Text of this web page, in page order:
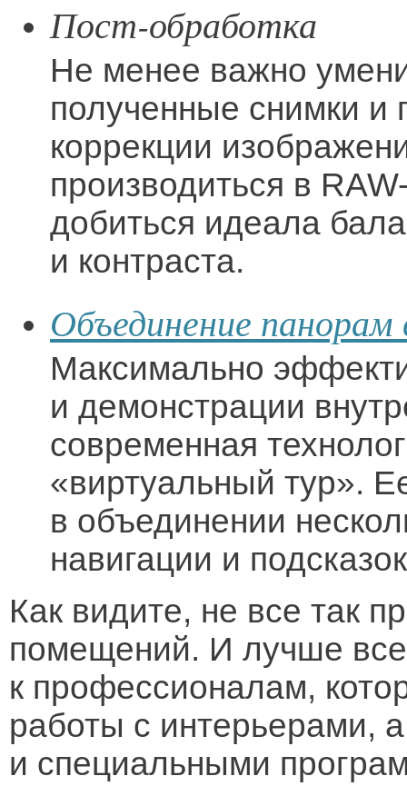
Пост-обработка
Не менее важно
полученные снимки
коррекции
производиться в
добиться идеала
и контраста.
Объединение
Максимально
и демонстрации
современная
«виртуальный тур».
в объединении
навигации и
Как видите, не все так
помещений. И лучше
к профессионалам,
работы с интерьерами,
и специальными